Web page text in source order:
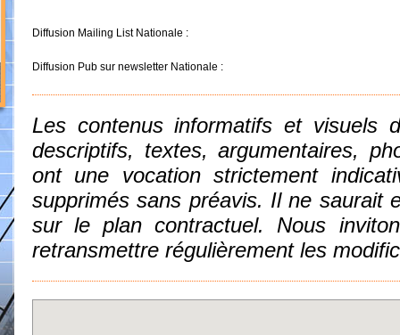
Diffusion Mailing List Nationale :
Diffusion Pub sur newsletter Nationale :
Les contenus informatifs et visuels
descriptifs, textes, argumentaires,
ont une vocation strictement
supprimés sans préavis. Il ne saurait
sur le plan contractuel. Nous
retransmettre régulièrement les